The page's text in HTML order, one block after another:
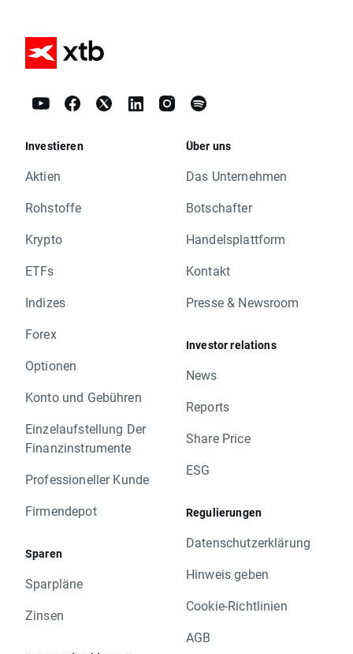
Investieren
Aktien
Rohstoffe
Krypto
ETFs
Indizes
Forex
Optionen
Konto und Gebühren
Einzelaufstellung Der
Finanzinstrumente
Professioneller Kunde
Firmendepot
Sparen
Sparpläne
Zinsen
Über uns
Das Unternehmen
Botschafter
Handelsplattform
Kontakt
Presse & Newsroom
Investor relations
News
Reports
Share Price
ESG
Regulierungen
Datenschutzerklärung
Hinweis geben
Cookie-Richtlinien
AGB